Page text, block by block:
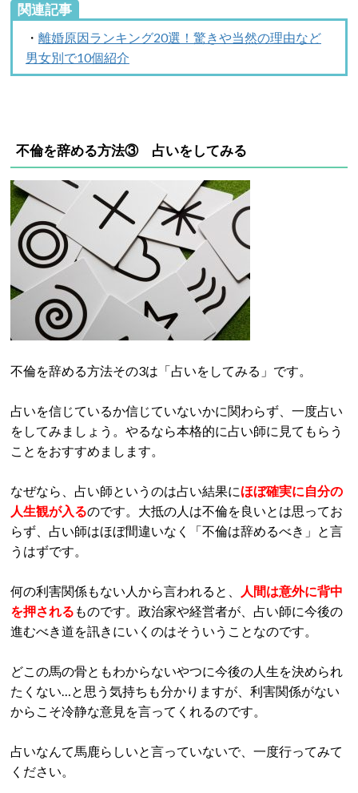
関連記事
・ 離婚原因ランキング20選！驚きや当然の理由など
男女別で10個紹介
不倫を辞める方法③ 占いをしてみる
不倫を辞める方法その3は「占いをしてみる」です。
占いを信じているか信じていないかに関わらず、一度占い
をしてみましょう。やるなら本格的に占い師に見てもらう
ことをおすすめまします。
なぜなら、占い師というのは占い結果にほぼ確実に自分の
人生観が入るのです。大抵の人は不倫を良いとは思ってお
らず、占い師はほぼ間違いなく「不倫は辞めるべき」と言
うはずです。
何の利害関係もない人から言われると、
人間は意外に背中
を押される ものです。政治家や経営者が、占い師に今後の
進むべき道を訊きにいくのはそういうことなのです。
どこの馬の骨ともわからないやつに今後の人生を決められ
たくない…と思う気持ちも分かりますが、利害関係がない
からこそ冷静な意見を言ってくれるのです。
占いなんて馬鹿らしいと言っていないで、一度行ってみて
ください。